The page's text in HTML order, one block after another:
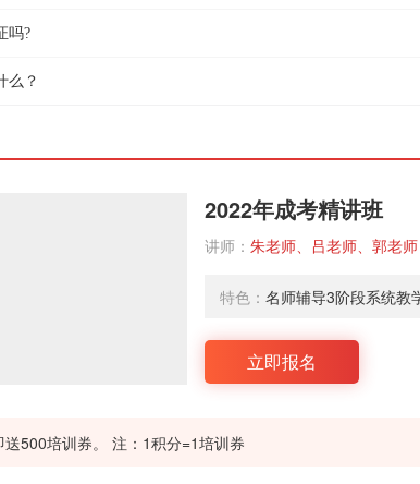
吗?
么？
2022年成考精讲班
讲师： 朱老师、吕老师、郭老师
特色： 名师辅导3阶段系统教
立即报名
送500培训券。 注：1积分=1培训券